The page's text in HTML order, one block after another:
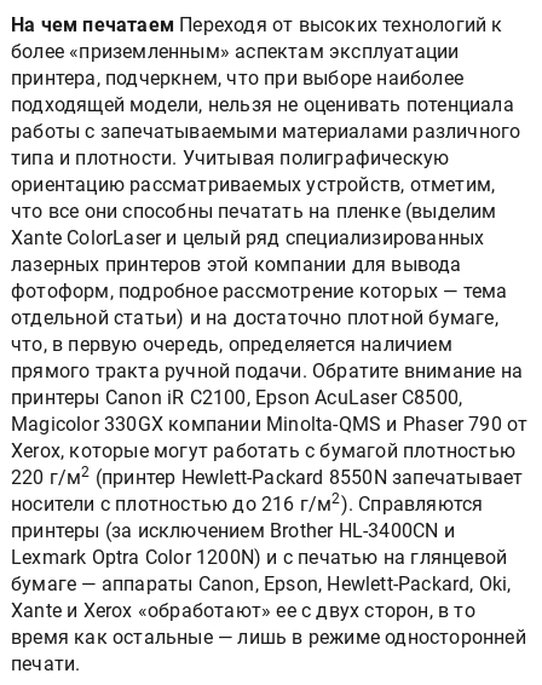
На чем печатаем Переходя от высоких технологий к
более «приземленным» аспектам эксплуатации
принтера, подчеркнем, что при выборе наиболее
подходящей модели, нельзя не оценивать потенциала
работы с запечатываемыми материалами различного
типа и плотности. Учитывая полиграфическую
ориентацию рассматриваемых устройств, отметим,
что все они способны печатать на пленке (выделим
Xante ColorLaser и целый ряд специализированных
лазерных принтеров этой компании для вывода
фотоформ, подробное рассмотрение которых — тема
отдельной статьи) и на достаточно плотной бумаге,
что, в первую очередь, определяется наличием
прямого тракта ручной подачи. Обратите внимание на
принтеры Canon iR C2100, Epson AcuLaser C8500,
Magicolor 330GX компании Minolta-QMS и Phaser 790 от
Xerox, которые могут работать с бумагой плотностью
220 г/м2 (принтер Hewlett-Packard 8550N запечатывает
носители с плотностью до 216 г/м2). Справляются
принтеры (за исключением Brother HL-3400CN и
Lexmark Optra Color 1200N) и с печатью на глянцевой
бумаге — аппараты Canon, Epson, Hewlett-Packard, Oki,
Xante и Xerox «обработают» ее с двух сторон, в то
время как остальные — лишь в режиме односторонней
печати.